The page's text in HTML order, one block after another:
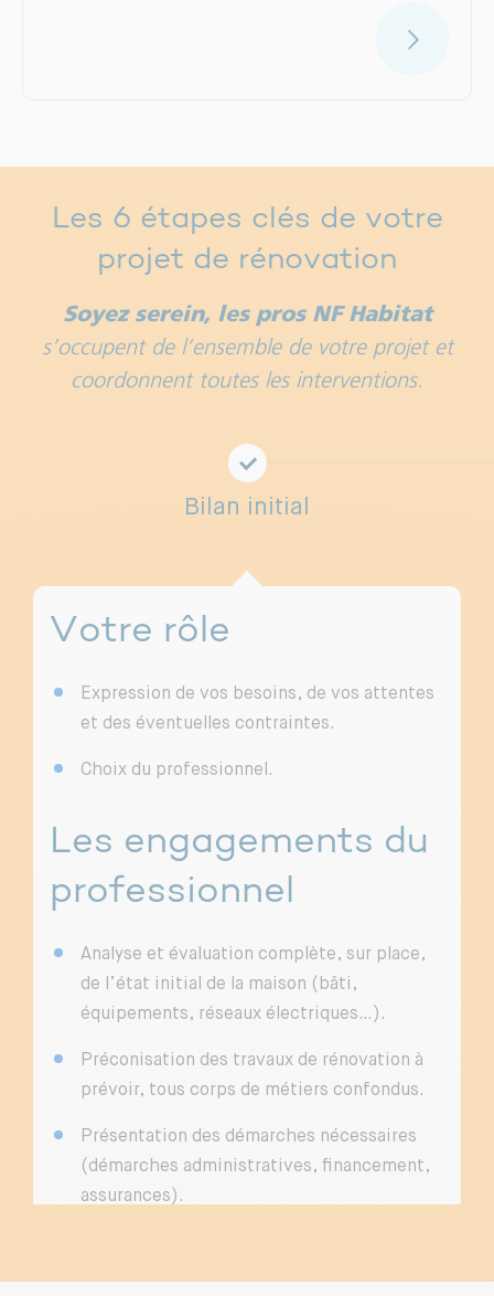
Les 6 étapes clés de votre
projet de rénovation
Soyez serein, les pros NF Habitat
s’occupent de l’ensemble de votre projet et
coordonnent toutes les interventions.
Bilan initial
Votre rôle
Expression de vos besoins, de vos attentes
et des éventuelles contraintes.
Choix du professionnel.
Les engagements du
professionnel
Analyse et évaluation complète, sur place,
de l’état initial de la maison (bâti,
équipements, réseaux électriques…).
Préconisation des travaux de rénovation à
prévoir, tous corps de métiers confondus.
Présentation des démarches nécessaires
(démarches administratives, financement,
assurances).